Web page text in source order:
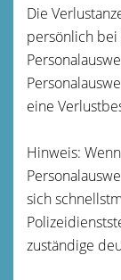
Die
persönlich
eine
Hinweis:
sich
zuständige